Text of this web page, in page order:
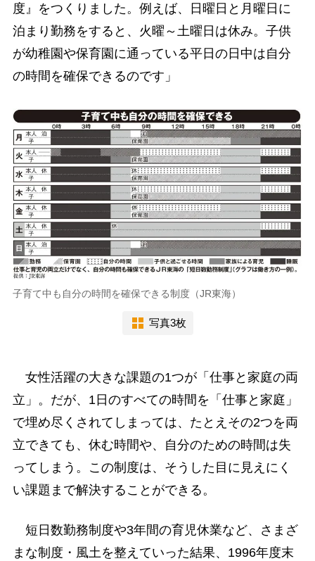
度』をつくりました。例えば、日曜日と月曜日に
泊まり勤務をすると、火曜～土曜日は休み。子供
が幼稚園や保育園に通っている平日の日中は自分
の時間を確保できるのです」
子育て中も自分の時間を確保できる制度（JR東海）
写真3枚
女性活躍の大きな課題の1つが「仕事と家庭の両
立」。だが、1日のすべての時間を「仕事と家庭」
で埋め尽くされてしまっては、たとえその2つを両
立できても、休む時間や、自分のための時間は失
ってしまう。この制度は、そうした目に見えにく
い課題まで解決することができる。
短日数勤務制度や3年間の育児休業など、さまざ
まな制度・風土を整えていった結果、1996年度末